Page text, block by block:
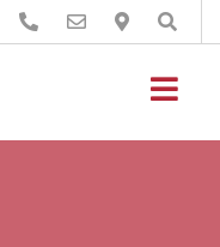
Buscar